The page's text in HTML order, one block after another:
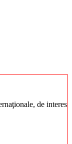
de interes